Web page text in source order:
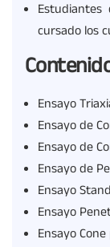
cursado los
Ensayo
Ensayo de
Ensayo de
Ensayo de
Ensayo
Ensayo
Ensayo